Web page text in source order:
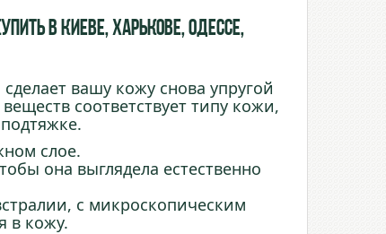
в Киеве, Харькове, Одессе,
вашу кожу снова упругой
соответствует типу кожи,
слое.
она выглядела естественно
с микроскопическим
в кожу.